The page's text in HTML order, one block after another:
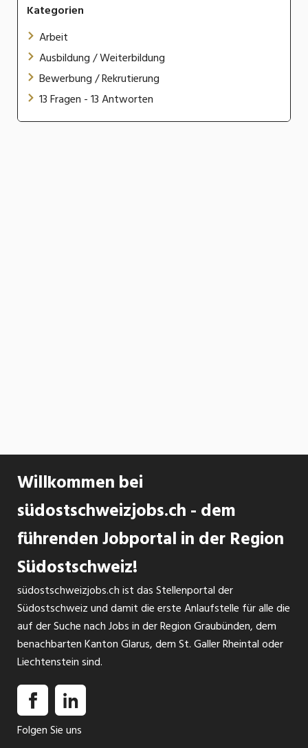
Kategorien
Arbeit
Ausbildung / Weiterbildung
Bewerbung / Rekrutierung
13 Fragen - 13 Antworten
Willkommen bei
südostschweizjobs.ch - dem
führenden Jobportal in der Region
Südostschweiz!
südostschweizjobs.ch ist das Stellenportal der
Südostschweiz und damit die erste Anlaufstelle für alle die
auf der Suche nach Jobs in der Region Graubünden, dem
benachbarten Kanton Glarus, dem St. Galler Rheintal oder
Liechtenstein sind.
Folgen Sie uns